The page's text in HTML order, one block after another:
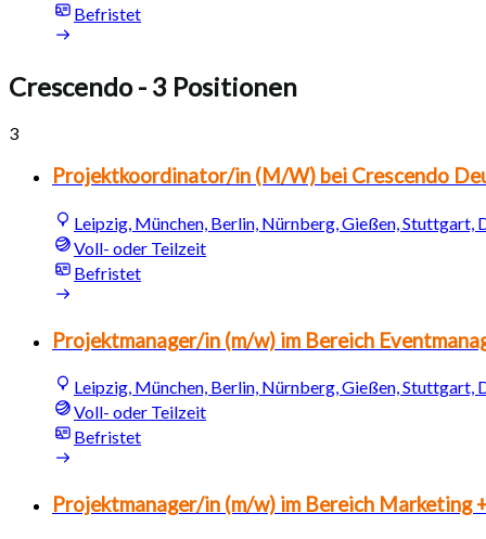
Befristet
Crescendo- 3 Positionen
3
Projektkoordinator/in (M/W) bei Crescendo
Leipzig, München, Berlin, Nürnberg, Gießen, Stuttgart,
Voll- oder Teilzeit
Befristet
Projektmanager/in (m/w) im Bereich
Leipzig, München, Berlin, Nürnberg, Gießen, Stuttgart,
Voll- oder Teilzeit
Befristet
Projektmanager/in (m/w) im Bereich Marketing